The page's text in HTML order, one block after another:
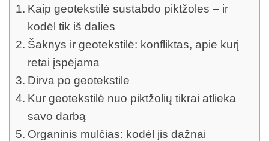
Kaip geotekstilė sustabdo piktžoles – ir
kodėl tik iš dalies
Šaknys ir geotekstilė: konfliktas, apie kurį
retai įspėjama
Dirva po geotekstile
Kur geotekstilė nuo piktžolių tikrai atlieka
savo darbą
Organinis mulčias: kodėl jis dažnai